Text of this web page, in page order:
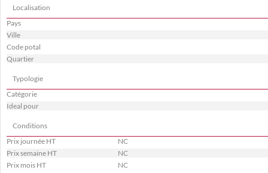
Localisation
Pays
Ville
Code potal
Quartier
Typologie
Catégorie
Ideal pour
Conditions
Prix journée HT
NC
Prix semaine HT
NC
Prix mois HT
NC